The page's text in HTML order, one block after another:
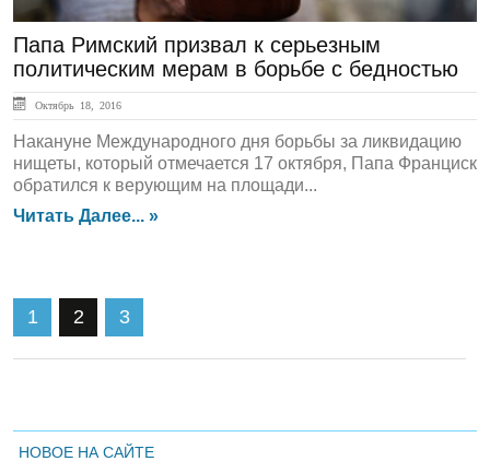
Папа Римский призвал к серьезным
политическим мерам в борьбе с бедностью
Октябрь 18, 2016
Накануне Международного дня борьбы за ликвидацию
нищеты, который отмечается 17 октября, Папа Франциск
обратился к верующим на площади...
Читать Далее... »
1 2 3
НОВОЕ НА САЙТЕ